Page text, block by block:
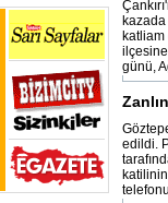
katliam
günü,
edildi.